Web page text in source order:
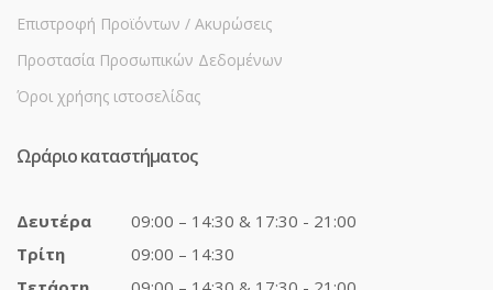
Επιστροφή Προϊόντων / Ακυρώσεις
Προστασία Προσωπικών Δεδομένων
Όροι χρήσης ιστοσελίδας
Ωράριο καταστήματος
Δευτέρα
09:00 – 14:30 & 17:30 - 21:00
Τρίτη
09:00 – 14:30